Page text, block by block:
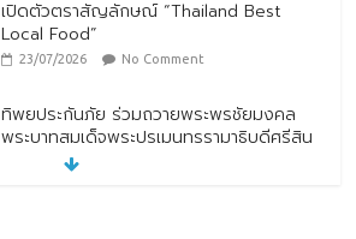
เปิดตัวตราสัญลักษณ์ “Thailand Best
Local Food”
23/07/2026 No Comment
ทิพยประกันภัย ร่วมถวายพระพรชัยมงคล
พระบาทสมเด็จพระปรเมนทรรามาธิบดีศรีสิน
ทรมหาวชิราลงกรณ พระวชิรเกล้าเจ้าอยู่หัว